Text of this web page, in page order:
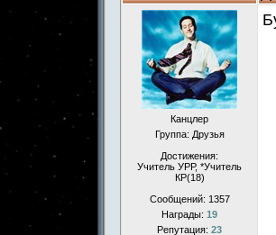
Канцлер
Группа: Друзья
Достижения:
Учитель УРР, *Учитель
КР(18)
Сообщений: 1357
Награды: 19
Репутация: 23